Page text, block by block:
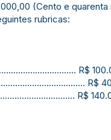
(Cento e
rubricas:
R$
R$
R$